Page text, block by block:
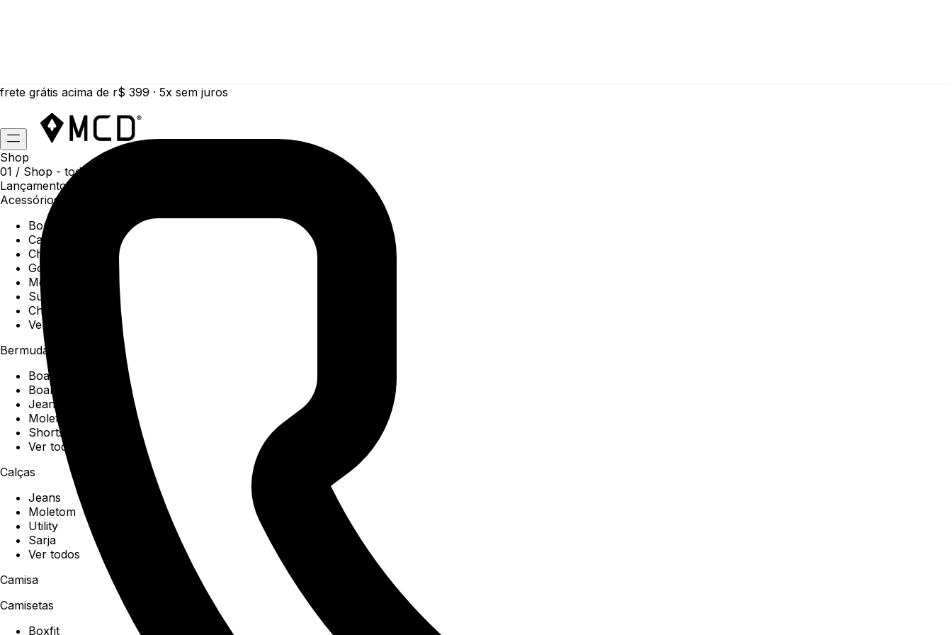
frete grátis acima de r$ 399 · 5x sem juros
Shop
01 / Shop - todas as categorias da coleção atual
Lançamentos da semana
Acessórios
Boné
Carteiras
Chaveiros
Gorros
Meias
Sunga
Chinelos
Ver todos
Bermudas
Boardshorts
Boardwalk
Jeans
Moletom
Shorts
Ver todos
Calças
Jeans
Moletom
Utility
Sarja
Ver todos
Camisa
Camisetas
Boxfit